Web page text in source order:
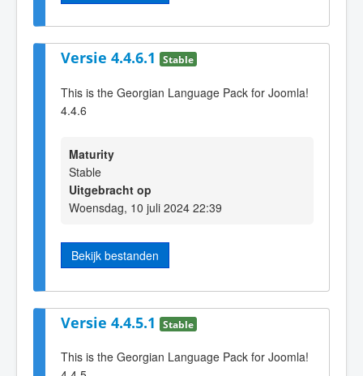
Versie 4.4.6.1 Stable
This is the Georgian Language Pack for Joomla!
4.4.6
Maturity
Stable
Uitgebracht op
Woensdag, 10 juli 2024 22:39
Bekijk bestanden
Versie 4.4.5.1 Stable
This is the Georgian Language Pack for Joomla!